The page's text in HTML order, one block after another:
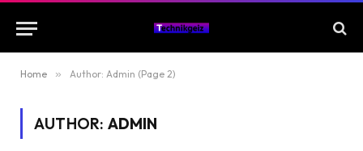
Home » Author: Admin (Page 2)
AUTHOR: ADMIN